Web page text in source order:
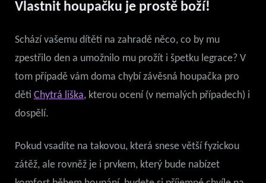
Vlastnit houpačku je prostě boží!
Schází vašemu dítěti na zahradě něco, co by mu
zpestřilo den a umožnilo mu prožít i špetku legrace? V
tom případě vám doma chybí závěsná houpačka pro
děti Chytrá liška, kterou ocení (v nemalých případech) i
dospělí.
Pokud vsadíte na takovou, která snese větší fyzickou
zátěž, ale rovněž je i prvkem, který bude nabízet